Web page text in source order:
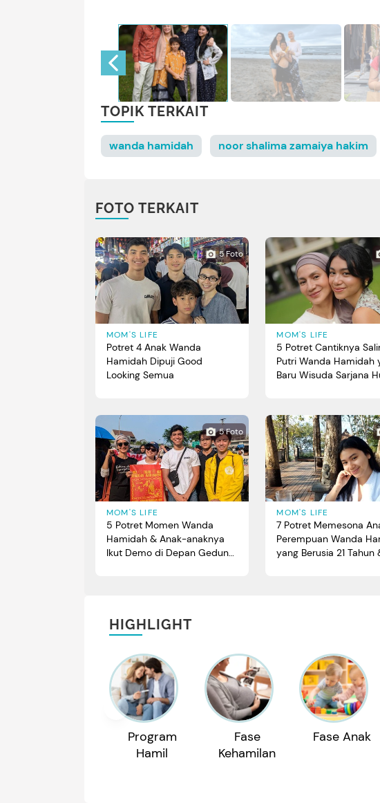
TOPIK TERKAIT
wanda hamidah noor shalima zamaiya hakim
FOTO TERKAIT
5 Foto
MOM'S LIFE
Potret 4 Anak Wanda
Hamidah Dipuji Good
Looking Semua
MOM'S LIFE
5 Potret Cantiknya
Putri Wanda Hamidah
Baru Wisuda Sarjana
5 Foto
MOM'S LIFE
5 Potret Momen Wanda
Hamidah & Anak-anaknya
Ikut Demo di Depan Gedung
MOM'S LIFE
7 Potret Memesona
Perempuan Wanda
yang Berusia 21 Tahun
HIGHLIGHT
Program
Hamil
Fase
Kehamilan
Fase Anak